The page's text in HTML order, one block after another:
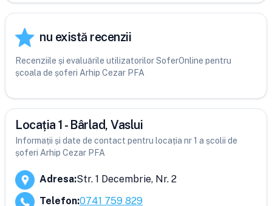
nu există recenzii
Recenziile și evaluările utilizatorilor SoferOnline pentru
școala de șoferi Arhip Cezar PFA
Locația 1 - Bârlad, Vaslui
Informații și date de contact pentru locația nr 1 a școlii de
șoferi Arhip Cezar PFA
Adresa:Str. 1 Decembrie, Nr. 2
Telefon:0741 759 829